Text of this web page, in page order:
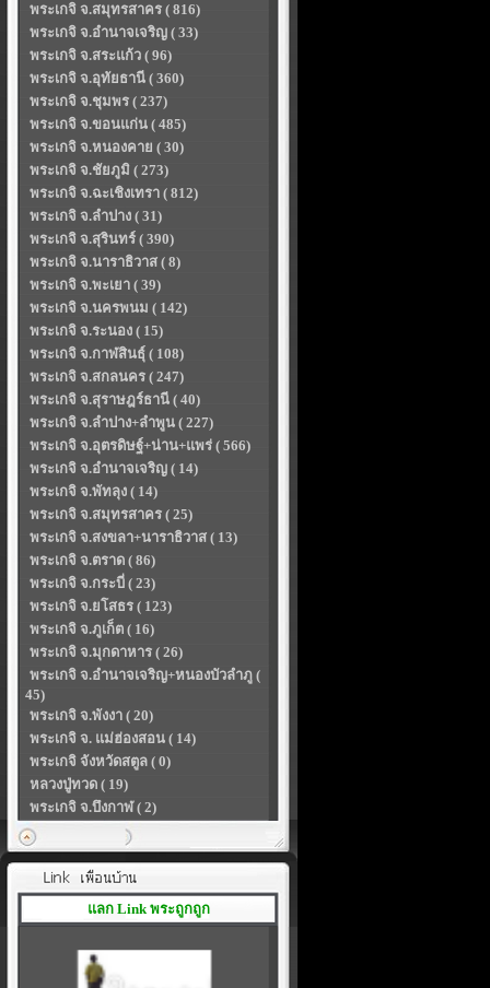
พระเกจิ จ.สมุทรสาคร ( 816)
พระเกจิ จ.อำนาจเจริญ ( 33)
พระเกจิ จ.สระแก้ว ( 96)
พระเกจิ จ.อุทัยธานี ( 360)
พระเกจิ จ.ชุมพร ( 237)
พระเกจิ จ.ขอนแก่น ( 485)
พระเกจิ จ.หนองคาย ( 30)
พระเกจิ จ.ชัยภูมิ ( 273)
พระเกจิ จ.ฉะเชิงเทรา ( 812)
พระเกจิ จ.ลำปาง ( 31)
พระเกจิ จ.สุรินทร์ ( 390)
พระเกจิ จ.นาราธิวาส ( 8)
พระเกจิ จ.พะเยา ( 39)
พระเกจิ จ.นครพนม ( 142)
พระเกจิ จ.ระนอง ( 15)
พระเกจิ จ.กาฬสินธุ์ ( 108)
พระเกจิ จ.สกลนคร ( 247)
พระเกจิ จ.สุราษฎร์ธานี ( 40)
พระเกจิ จ.ลำปาง+ลำพูน ( 227)
พระเกจิ จ.อุตรดิษฐ์+น่าน+แพร่ ( 566)
พระเกจิ จ.อำนาจเจริญ ( 14)
พระเกจิ จ.พัทลุง ( 14)
พระเกจิ จ.สมุทรสาคร ( 25)
พระเกจิ จ.สงขลา+นาราธิวาส ( 13)
พระเกจิ จ.ตราด ( 86)
พระเกจิ จ.กระบี่ ( 23)
พระเกจิ จ.ยโสธร ( 123)
พระเกจิ จ.ภูเก็ต ( 16)
พระเกจิ จ.มุกดาหาร ( 26)
พระเกจิ จ.อำนาจเจริญ+หนองบัวลำภู (
45)
พระเกจิ จ.พังงา ( 20)
พระเกจิ จ. แม่ฮ่องสอน ( 14)
พระเกจิ จังหวัดสตูล ( 0)
หลวงปู่ทวด ( 19)
พระเกจิ จ.บึงกาฬ ( 2)
แลก Link พระถูกถูก